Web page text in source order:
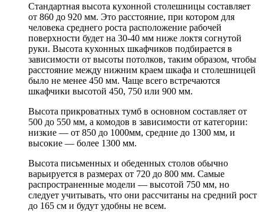
Стандартная высота кухонной столешницы составляет
от 860 до 920 мм. Это расстояние, при котором для
человека среднего роста расположение рабочей
поверхности будет на 30-40 мм ниже локтя согнутой
руки. Высота кухонных шкафчиков подбирается в
зависимости от высоты потолков, таким образом, чтобы
расстояние между нижним краем шкафа и столешницей
было не менее 450 мм. Чаще всего встречаются
шкафчики высотой 450, 750 или 900 мм.
Высота прикроватных тумб в основном составляет от
500 до 550 мм, а комодов в зависимости от категории:
низкие — от 850 до 1000мм, средние до 1300 мм, и
высокие — более 1300 мм.
Высота письменных и обеденных столов обычно
варьируется в размерах от 720 до 800 мм. Самые
распространенные модели — высотой 750 мм, но
следует учитывать, что они рассчитаны на средний рост
до 165 см и будут удобны не всем.